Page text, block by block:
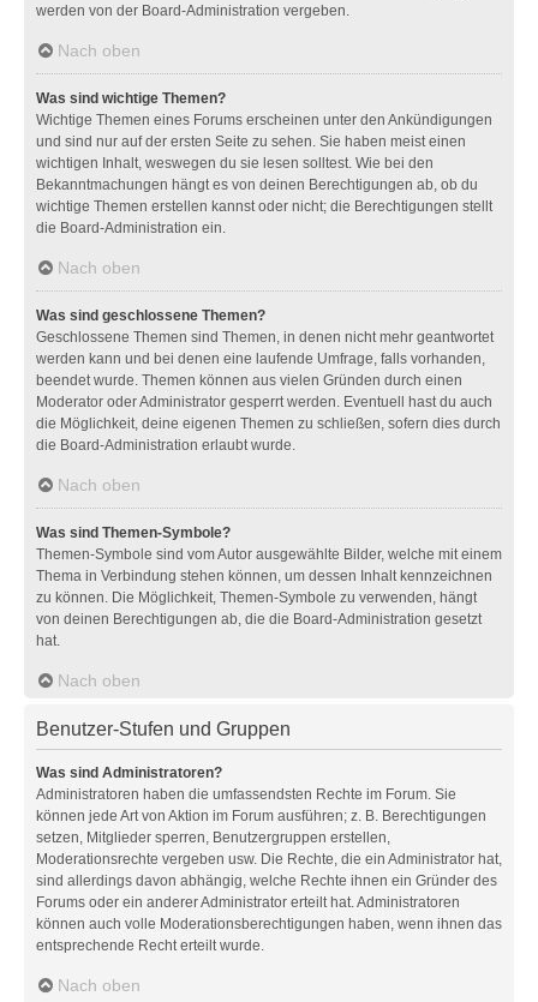
werden von der Board-Administration vergeben.
Nach oben
Was sind wichtige Themen?
Wichtige Themen eines Forums erscheinen unter den Ankündigungen
und sind nur auf der ersten Seite zu sehen. Sie haben meist einen
wichtigen Inhalt, weswegen du sie lesen solltest. Wie bei den
Bekanntmachungen hängt es von deinen Berechtigungen ab, ob du
wichtige Themen erstellen kannst oder nicht; die Berechtigungen stellt
die Board-Administration ein.
Nach oben
Was sind geschlossene Themen?
Geschlossene Themen sind Themen, in denen nicht mehr geantwortet
werden kann und bei denen eine laufende Umfrage, falls vorhanden,
beendet wurde. Themen können aus vielen Gründen durch einen
Moderator oder Administrator gesperrt werden. Eventuell hast du auch
die Möglichkeit, deine eigenen Themen zu schließen, sofern dies durch
die Board-Administration erlaubt wurde.
Nach oben
Was sind Themen-Symbole?
Themen-Symbole sind vom Autor ausgewählte Bilder, welche mit einem
Thema in Verbindung stehen können, um dessen Inhalt kennzeichnen
zu können. Die Möglichkeit, Themen-Symbole zu verwenden, hängt
von deinen Berechtigungen ab, die die Board-Administration gesetzt
hat.
Nach oben
Benutzer-Stufen und Gruppen
Was sind Administratoren?
Administratoren haben die umfassendsten Rechte im Forum. Sie
können jede Art von Aktion im Forum ausführen; z. B. Berechtigungen
setzen, Mitglieder sperren, Benutzergruppen erstellen,
Moderationsrechte vergeben usw. Die Rechte, die ein Administrator hat,
sind allerdings davon abhängig, welche Rechte ihnen ein Gründer des
Forums oder ein anderer Administrator erteilt hat. Administratoren
können auch volle Moderationsberechtigungen haben, wenn ihnen das
entsprechende Recht erteilt wurde.
Nach oben